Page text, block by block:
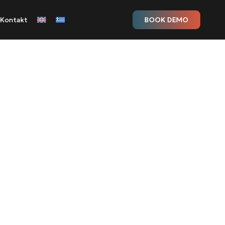
Kontakt BOOK DEMO